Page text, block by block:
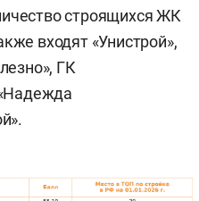
строящихся ЖК
входят «Унистрой»,
ГК